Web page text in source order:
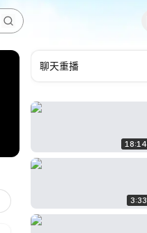
聊天重播
18:14
3:33